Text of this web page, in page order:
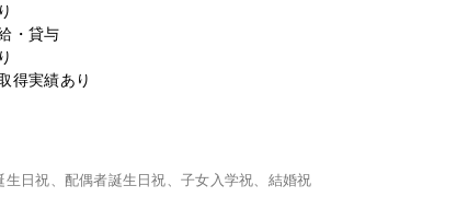
・貸与
得実績あり
生日祝、配偶者誕生日祝、子女入学祝、結婚祝